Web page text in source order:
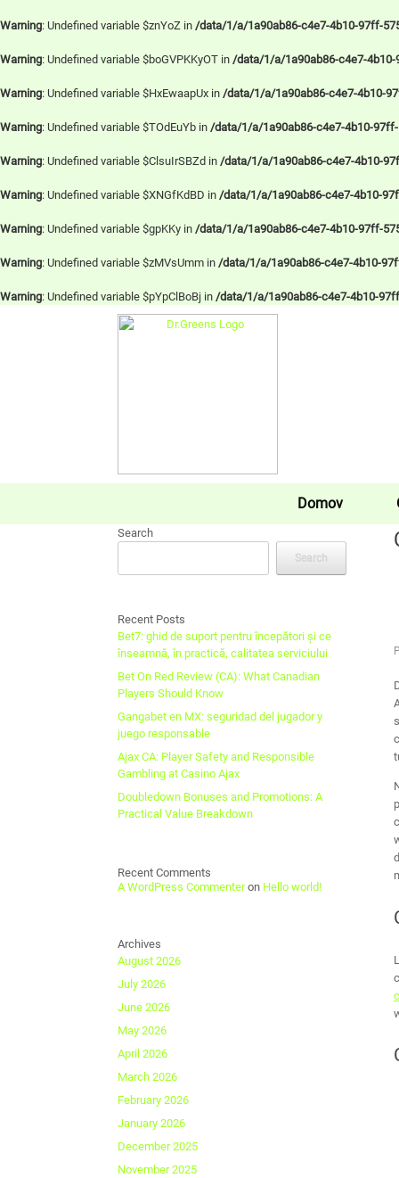
Warning: Undefined variable $znYoZ in /data/1/a/1a90ab86-c4e7-4b10-97ff-
Warning: Undefined variable $boGVPKKyOT in /data/1/a/1a90ab86-c4e7-
Warning: Undefined variable $HxEwaapUx in /data/1/a/1a90ab86-c4e7-4b10-
Warning: Undefined variable $TOdEuYb in /data/1/a/1a90ab86-c4e7-4b10-
Warning: Undefined variable $ClsuIrSBZd in /data/1/a/1a90ab86-c4e7-4b10-
Warning: Undefined variable $XNGfKdBD in /data/1/a/1a90ab86-c4e7-4b10-
Warning: Undefined variable $gpKKy in /data/1/a/1a90ab86-c4e7-4b10-97ff-
Warning: Undefined variable $zMVsUmm in /data/1/a/1a90ab86-c4e7-4b10-
Warning: Undefined variable $pYpClBoBj in /data/1/a/1a90ab86-c4e7-4b10-
Domov
Search
Search
Recent Posts
Bet7: ghid de suport pentru începători și ce
înseamnă, în practică, calitatea serviciului
Bet On Red Review (CA): What Canadian
Players Should Know
Gangabet en MX: seguridad del jugador y
juego responsable
Ajax CA: Player Safety and Responsible
Gambling at Casino Ajax
Doubledown Bonuses and Promotions: A
Practical Value Breakdown
Recent Comments
A WordPress Commenteron Hello world!
Archives
August 2026
July 2026
June 2026
May 2026
April 2026
March 2026
February 2026
January 2026
December 2025
November 2025